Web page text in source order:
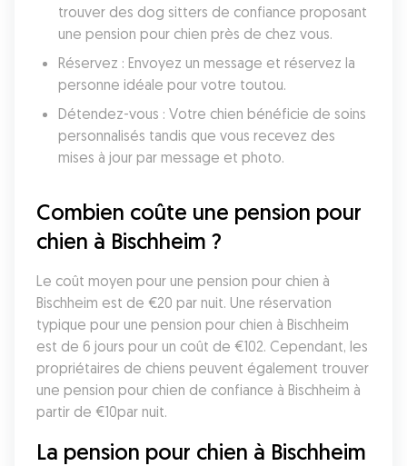
trouver des dog sitters de confiance proposant
une pension pour chien près de chez vous.
Réservez : Envoyez un message et réservez la
personne idéale pour votre toutou.
Détendez-vous : Votre chien bénéficie de soins
personnalisés tandis que vous recevez des
mises à jour par message et photo.
Combien coûte une pension pour
chien à Bischheim ?
Le coût moyen pour une pension pour chien à
Bischheim est de €20 par nuit. Une réservation
typique pour une pension pour chien à Bischheim
est de 6 jours pour un coût de €102. Cependant, les
propriétaires de chiens peuvent également trouver
une pension pour chien de confiance à Bischheim à
partir de €10par nuit.
La pension pour chien à Bischheim